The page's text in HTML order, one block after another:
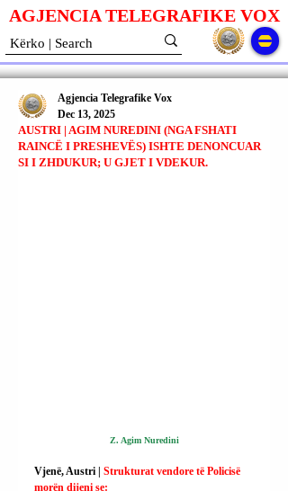
AGJENCIA TELEGRAFIKE VOX
AUSTRI | AGIM NUREDINI (NGA FSHATI
RAINCË I PRESHEVËS) ISHTE DENONCUAR
SI I ZHDUKUR; U GJET I VDEKUR.
Agjencia Telegrafike Vox
Dec 13, 2025
Z. Agim Nuredini
Vjenë, Austri | Strukturat vendore të Policisë
morën dijeni se: